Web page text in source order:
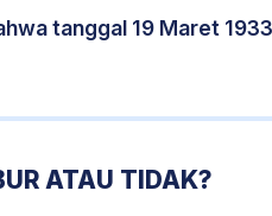
tanggal 19 Maret
ATAU TIDAK?